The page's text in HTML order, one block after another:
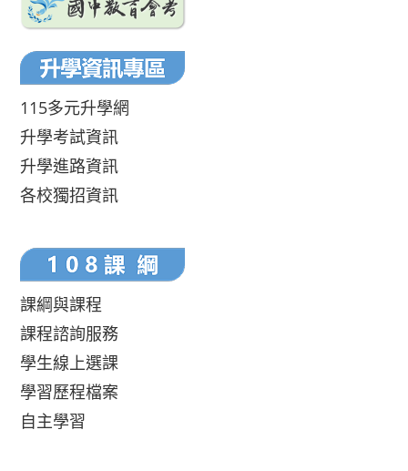
115多元升學網
升學考試資訊
升學進路資訊
各校獨招資訊
課綱與課程
課程諮詢服務
學生線上選課
學習歷程檔案
自主學習